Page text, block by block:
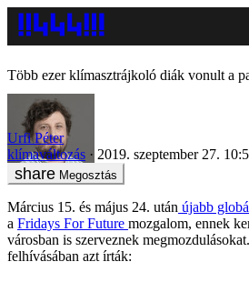
Több ezer klímasztrájkoló diák vonult a
Urfi Péter
klímaváltozás
2019. szeptember 27.
Megosztás
Március 15. és május 24. után újabb
a Fridays For Future mozgalom, ennek
városban is szerveznek
felhívásában azt írták: